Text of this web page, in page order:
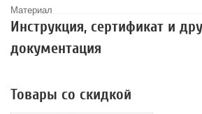
Материал
Инструкция, сертификат и
документация
Товары со скидкой